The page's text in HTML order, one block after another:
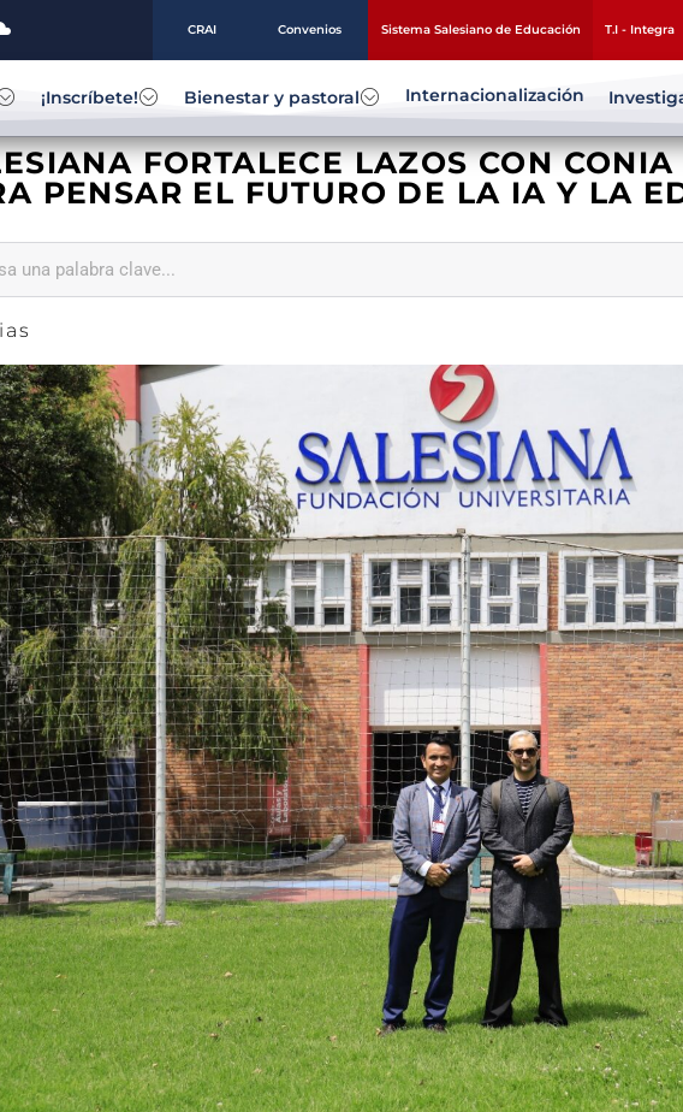
CRAI Convenios Sistema Salesiano de Educación T.I - Integra
¡Inscríbete! Bienestar y pastoral Internacionalización
FORTALECE LAZOS CON
PENSAR EL FUTURO DE LA IA Y LA